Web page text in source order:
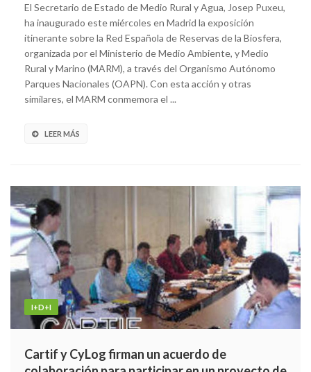
El Secretario de Estado de Medio Rural y Agua, Josep Puxeu,
ha inaugurado este miércoles en Madrid la exposición
itinerante sobre la Red Española de Reservas de la Biosfera,
organizada por el Ministerio de Medio Ambiente, y Medio
Rural y Marino (MARM), a través del Organismo Autónomo
Parques Nacionales (OAPN). Con esta acción y otras
similares, el MARM conmemora el ...
LEER MÁS
I+D+I
Cartif y CyLog firman un acuerdo de